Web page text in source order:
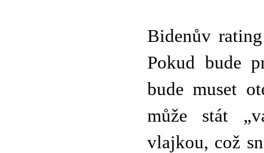
Bidenův
Pokud bude
bude muset
může stát
vlajkou, což